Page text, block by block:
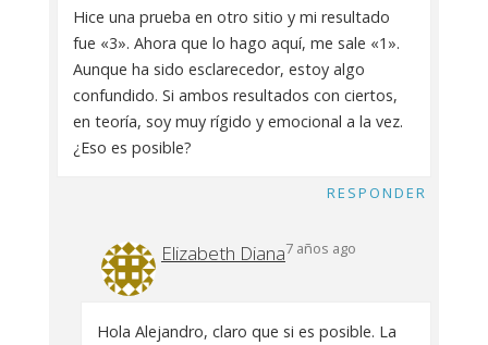
Hice una prueba en otro sitio y mi resultado
fue «3». Ahora que lo hago aquí, me sale «1».
Aunque ha sido esclarecedor, estoy algo
confundido. Si ambos resultados con ciertos,
en teoría, soy muy rígido y emocional a la vez.
¿Eso es posible?
RESPONDER
Elizabeth Diana7 años ago
Hola Alejandro, claro que si es posible. La